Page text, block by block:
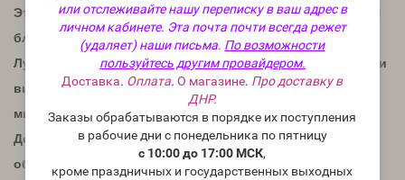
или отслеживайте нашу переписку в ваш адрес в
личном кабинете. Эта почта почти всегда режет
(удаляет) наши письма. По возможности
пользуйтесь другим провайдером.
Доставка. Оплата.О магазине. Про доставку в
ДНР.
Заказы обрабатываются в порядке их поступления
в рабочие дни с понедельника по пятницу
с 10:00 до 17:00 МСК,
кроме праздничных и государственных выходных
Это потрясающая светло-голубая слюда с серебристым
блеском.
Лучший способ добиться серебряного тона в мыле. Если
вы давно хотели получить серебряный эффект в своем
мыле, вам стоит попробовать это!
Доза использования в мыле холодной и горячей
обработки: 1-2 чайные ложки на 450 г масла.